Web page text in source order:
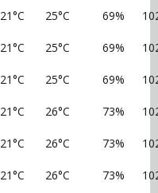
21°C 25°C 69%
21°C 25°C 69%
21°C 25°C 69%
21°C 26°C 73%
21°C 26°C 73%
21°C 26°C 73%